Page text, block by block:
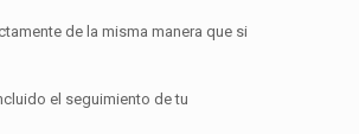
de la misma manera que si
el seguimiento de tu